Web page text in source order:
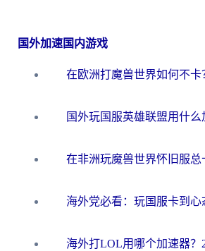
国外加速国内游戏